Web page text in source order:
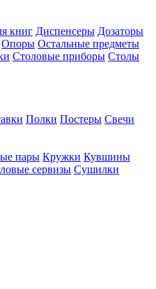
книг Диспенсеры Дозаторы
Опоры Остальные предметы
Столовые приборы Столы
Полки Постеры Свечи
пары Кружки Кувшины
сервизы Сушилки